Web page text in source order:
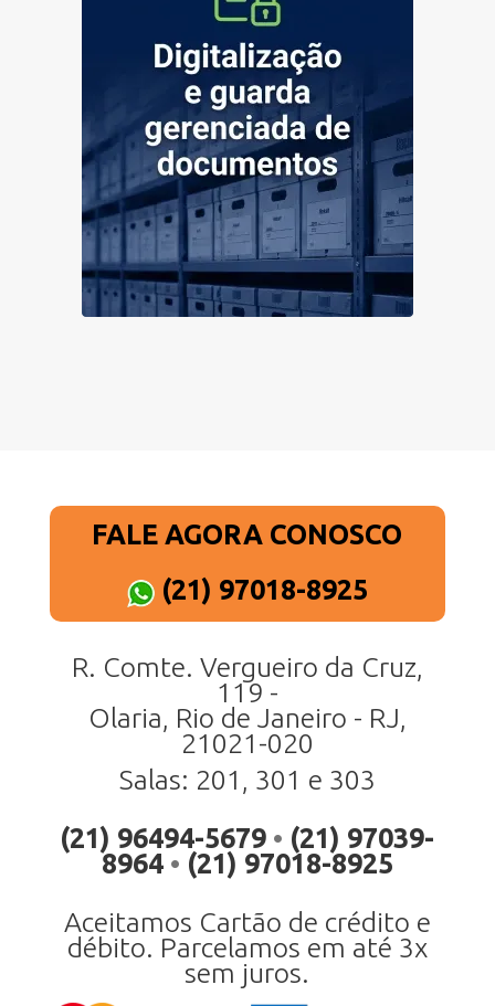
FALE AGORA CONOSCO
(21) 97018-8925
R. Comte. Vergueiro da Cruz,
119 -
Olaria, Rio de Janeiro - RJ,
21021-020
Salas: 201, 301 e 303
(21) 96494-5679 • (21) 97039-
8964 • (21) 97018-8925
Aceitamos Cartão de crédito e
débito. Parcelamos em até 3x
sem juros.